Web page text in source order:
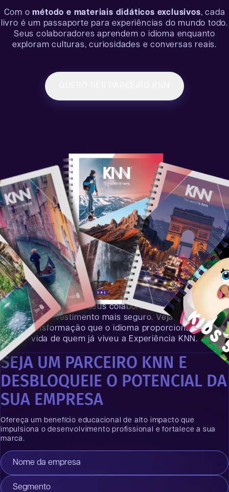
Com ométodo e materiais didáticos exclusivos, cada
livro é um passaporte para experiências do mundo todo.
Seus colaboradores aprendem o idioma enquanto
exploram culturas, curiosidades e conversas reais.
O salto competitivo que o
idioma proporciona à sua
marca
Qualificar seus colaboradores é o
investimento mais seguro. Veja a
transformação que o idioma proporciona na
vida de quem já viveu a Experiência KNN.
SEJA UM PARCEIRO KNN E
DESBLOQUEIE O POTENCIAL DA
SUA EMPRESA
Ofereça um benefício educacional de alto impacto que
impulsiona o desenvolvimento profissional e fortalece a sua
marca.
Nome da empresa
Segmento